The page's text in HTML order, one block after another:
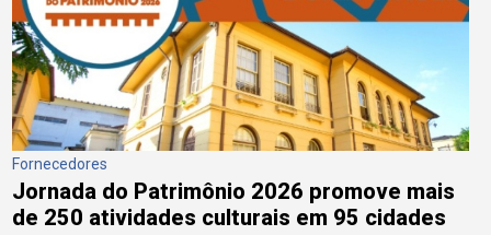
Fornecedores
Jornada do Patrimônio 2026 promove mais
de 250 atividades culturais em 95 cidades